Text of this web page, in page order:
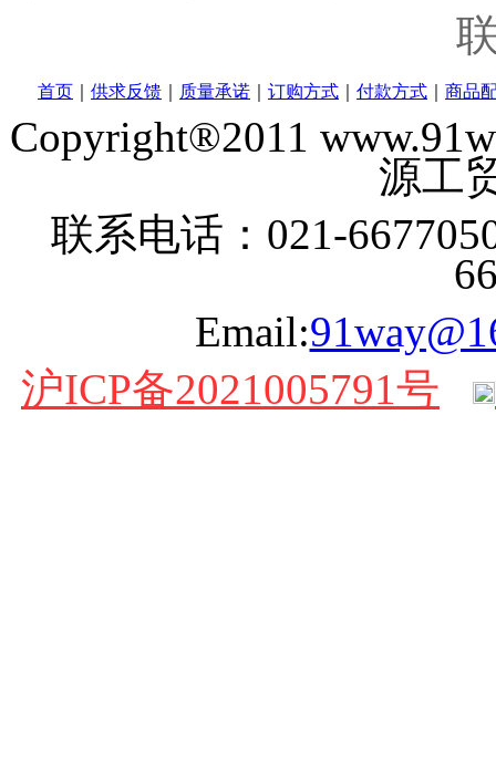
首页 供求反馈 质量承诺 订购方式 付款方式 商品
Copyright®2011
源工
联系电话：021-
Email:
沪ICP备2021005791号